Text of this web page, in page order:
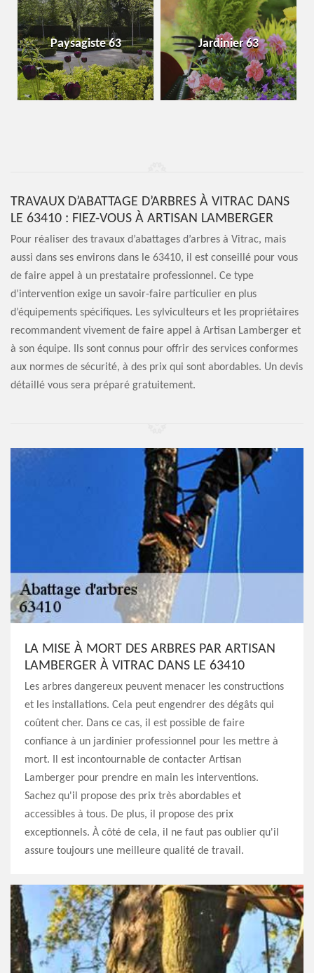
Paysagiste 63 Jardinier 63
TRAVAUX D’ABATTAGE D’ARBRES À VITRAC DANS
LE 63410 : FIEZ-VOUS À ARTISAN LAMBERGER
Pour réaliser des travaux d’abattages d’arbres à Vitrac, mais
aussi dans ses environs dans le 63410, il est conseillé pour vous
de faire appel à un prestataire professionnel. Ce type
d’intervention exige un savoir-faire particulier en plus
d’équipements spécifiques. Les sylviculteurs et les propriétaires
recommandent vivement de faire appel à Artisan Lamberger et
à son équipe. Ils sont connus pour offrir des services conformes
aux normes de sécurité, à des prix qui sont abordables. Un devis
détaillé vous sera préparé gratuitement.
LA MISE À MORT DES ARBRES PAR ARTISAN
LAMBERGER À VITRAC DANS LE 63410
Les arbres dangereux peuvent menacer les constructions
et les installations. Cela peut engendrer des dégâts qui
coûtent cher. Dans ce cas, il est possible de faire
confiance à un jardinier professionnel pour les mettre à
mort. Il est incontournable de contacter Artisan
Lamberger pour prendre en main les interventions.
Sachez qu'il propose des prix très abordables et
accessibles à tous. De plus, il propose des prix
exceptionnels. À côté de cela, il ne faut pas oublier qu'il
assure toujours une meilleure qualité de travail.